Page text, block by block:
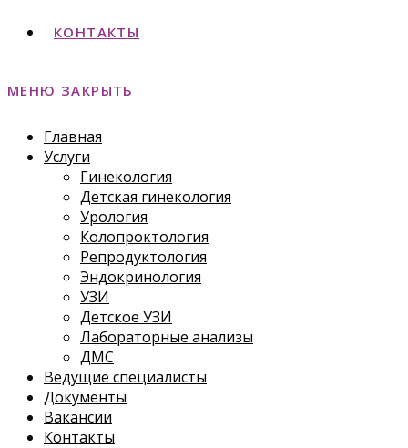
КОНТАКТЫ
МЕНЮ ЗАКРЫТЬ
Главная
Услуги
Гинекология
Детская гинекология
Урология
Колопроктология
Репродуктология
Эндокринология
УЗИ
Детское УЗИ
Лабораторные анализы
ДМС
Ведущие специалисты
Документы
Вакансии
Контакты